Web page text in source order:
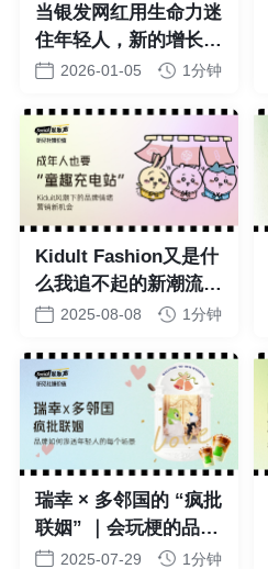
当银发网红用生命力迷
住年轻人，新的增长点
在哪里?
2026-01-05 1分钟
Kidult Fashion又是什
么我追不起的新潮流
吗？2025-08-08 1分钟
瑞幸 × 多邻国的 “疯批
联姻” ｜会玩梗的品牌
才是 Z 世代的 “情绪搭
2025-07-29 1分钟